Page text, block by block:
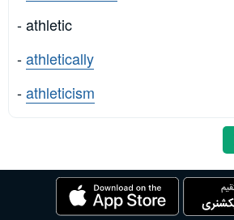
- athletic
-athletically
-athleticism